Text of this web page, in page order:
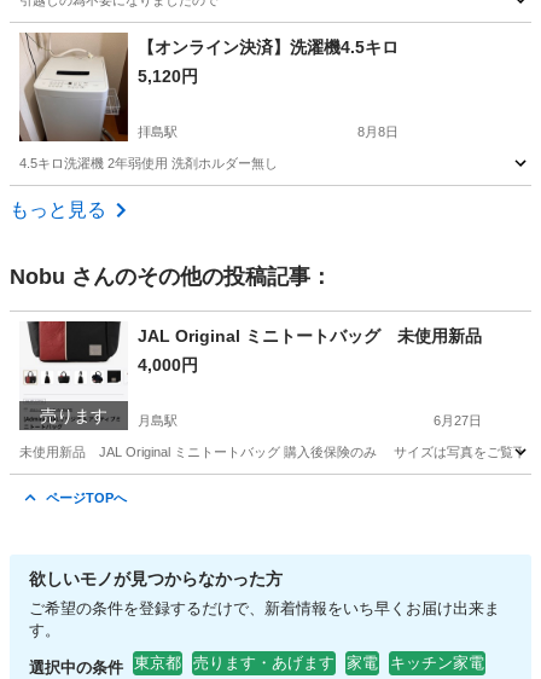
東京 目黒区 生活家電
【オンライン決済】洗濯機4.5キロ
5,120円
拝島駅 8月8日
4.5キロ洗濯機 2年弱使用 洗剤ホルダー無し
東京 あきる野市
もっと見る
Nobu さんのその他の投稿記事：
売ります
JAL Original ミニトートバッグ 未使用新品
4,000円
月島駅 6月27日
未使用新品 JAL Original ミニトートバッグ 購入後保険のみ サイズは写真をご覧下
ページTOPへ
欲しいモノが見つからなかった方
ご希望の条件を登録するだけで、新着情報をいち早くお届け出来ま
す。
選択中の条件 東京都 売ります・あげます 家電
キッチン家電